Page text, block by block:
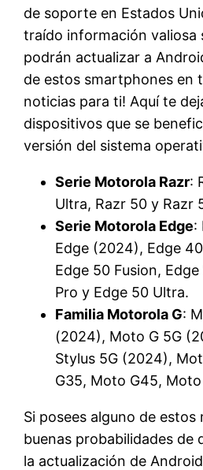
de soporte en Estados
traído información valiosa
podrán actualizar a
de estos smartphones en
noticias para ti! Aquí te
dispositivos que se
versión del sistema
Serie Motorola Razr:
Ultra, Razr 50 y Razr
Serie Motorola Edge:
Edge (2024), Edge
Edge 50 Fusion,
Pro y Edge 50 Ultra.
Familia Motorola G:
(2024), Moto G 5G
Stylus 5G (2024),
G35, Moto G45,
Si posees alguno de estos
buenas probabilidades de
la actualización de